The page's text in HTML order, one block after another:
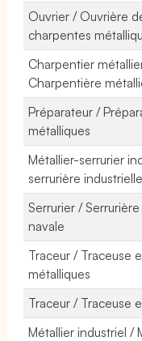
Ouvrier / Ouvrière
charpentes
Charpentier
Charpentière
Préparateur /
métalliques
Métallier-serrurier
serrurière industrielle
Serrurier /
navale
Traceur / Traceuse
métalliques
Traceur / Traceuse
Métallier industriel /